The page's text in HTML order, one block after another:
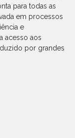
para todas as
em processos
e
acesso aos
por grandes